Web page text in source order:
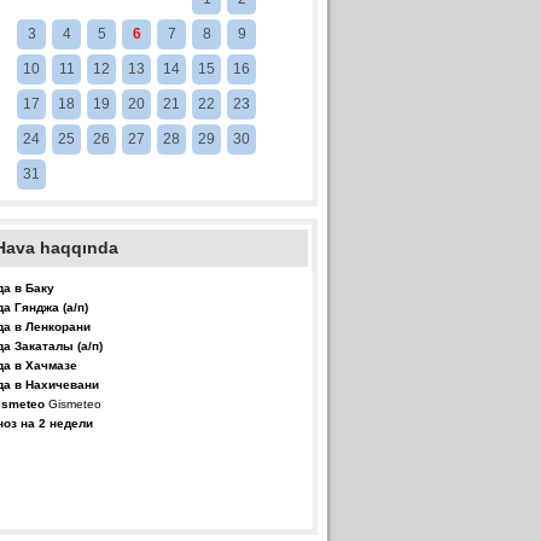
3 4 5 6 7 8 9
10 11 12 13 14 15 16
17 18 19 20 21 22 23
24 25 26 27 28 29 30
31
haqqında
в Баку
Гянджа (а/п)
в Ленкорани
Закаталы (а/п)
в Хачмазе
в Нахичевани
Gismeteo
на 2 недели